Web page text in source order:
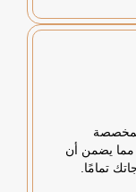
مما يضمن أن
تمامًا.